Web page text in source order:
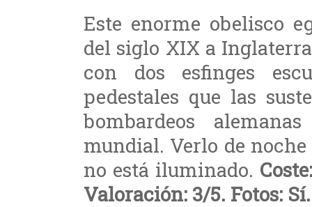
Este enorme obelisco
del siglo XIX a
con dos esfinges
pedestales que las
bombardeos
mundial. Verlo de
no está iluminado.
Valoración: 3/5. Fotos: Sí.